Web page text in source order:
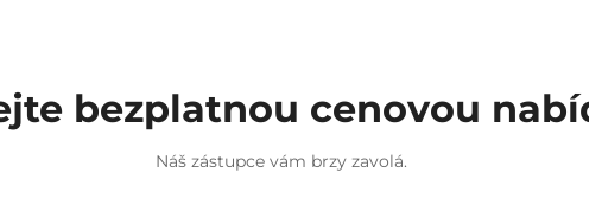
bezplatnou cenovou
Náš zástupce vám brzy zavolá.